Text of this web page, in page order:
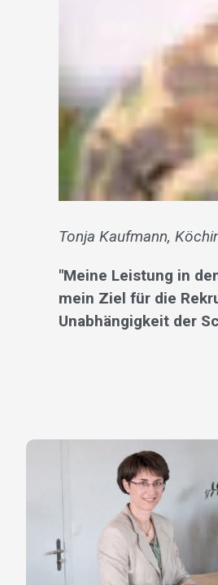
Tonja Kaufmann,
"Meine Leistung in
mein Ziel für die
Unabhängigkeit der